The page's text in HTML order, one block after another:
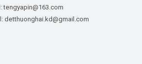
tengyapin@163.com
detthuonghai.kd@gmail.com